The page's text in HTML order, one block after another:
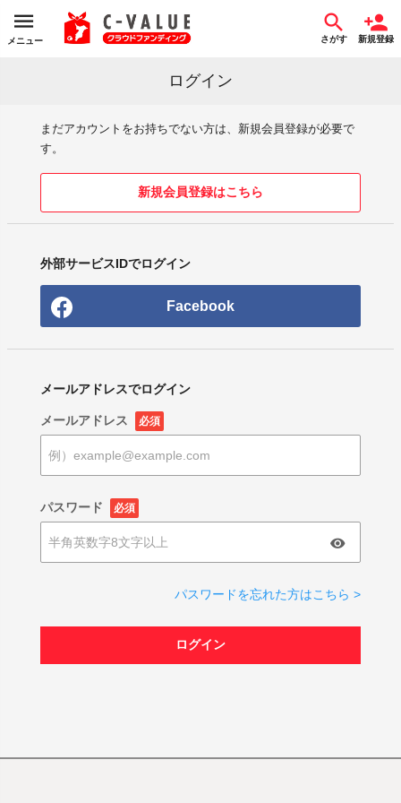
メニュー さがす 新規登録
ログイン
まだアカウントをお持ちでない方は、新規会員登録が必要で
す。
新規会員登録はこちら
外部サービスIDでログイン
Facebook
メールアドレスでログイン
メールアドレス 必須
パスワード 必須
パスワードを忘れた方はこちら >
ログイン